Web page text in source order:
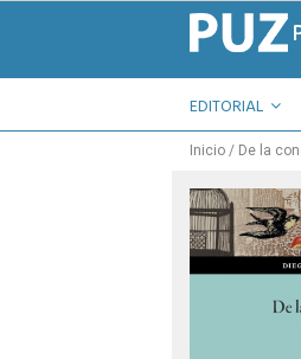
EDITORIAL
Inicio De la